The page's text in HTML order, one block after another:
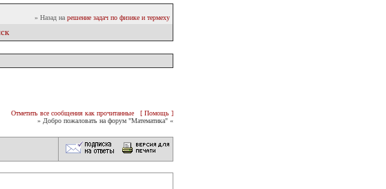
» Назад на решение задач по физике и термеху
Отметить все сообщения как прочитанные
[ Помощь ]
» Добро пожаловать на форум "Математика" «